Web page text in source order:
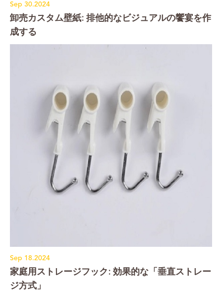
Sep 30.2024
卸売カスタム壁紙: 排他的なビジュアルの饗宴を作
成する
Sep 18.2024
家庭用ストレージフック: 効果的な「垂直ストレー
ジ方式」